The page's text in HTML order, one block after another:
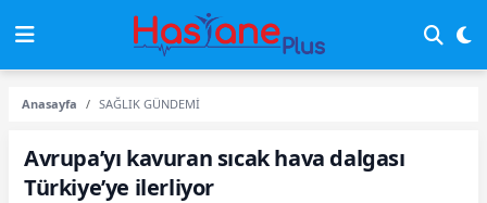
Anasayfa SAĞLIK GÜNDEMİ
Avrupa’yı kavuran sıcak hava dalgası
Türkiye’ye ilerliyor